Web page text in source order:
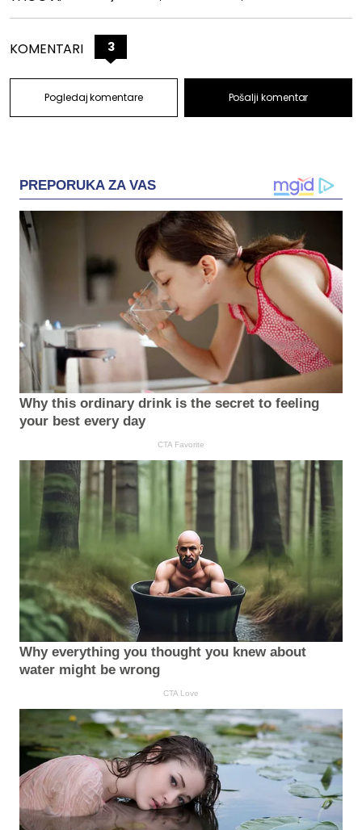
KOMENTARI 3
Pogledaj komentare Pošalji komentar
PREPORUKA ZA VAS
Why this ordinary drink is the secret to feeling
your best every day
CTA Favorite
Why everything you thought you knew about
water might be wrong
CTA Love